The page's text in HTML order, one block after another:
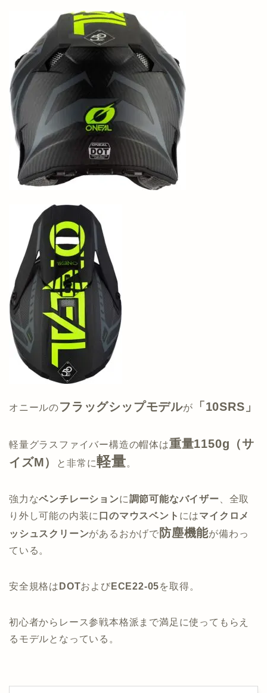
オニールのフラッグシップモデルが 「10SRS」
軽量グラスファイバー構造の帽体は重量1150g（サ
イズM）
と非常に軽量。
強力なベンチレーションに調節可能なバイザー 、全取
り外し可能の内装に 口のマウスベント にはマイクロメ
ッシュスクリーンがあるおかげで 防塵機能が備わっ
ている。
安全規格は DOTおよび ECE22-05を取得。
初心者からレース参戦本格派まで満足に使ってもらえ
るモデルとなっている。